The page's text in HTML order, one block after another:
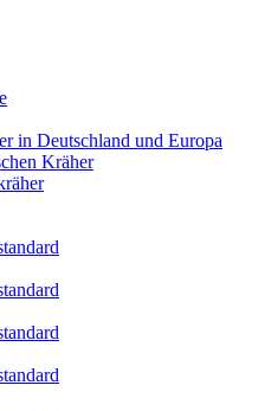
in Deutschland und Europa
Kräher